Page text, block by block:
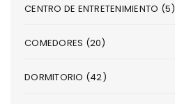
CENTRO DE ENTRETENIMIENTO (5)
COMEDORES (20)
DORMITORIO (42)